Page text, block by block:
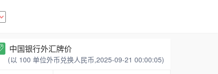
中国银行外汇牌价
(以 100 单位外币兑换人民币,2025-09-21 00:00:05)